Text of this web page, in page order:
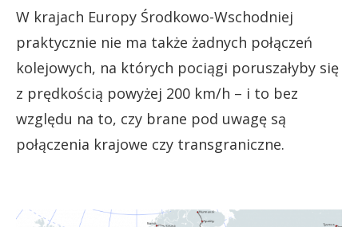
W krajach Europy Środkowo-Wschodniej
praktycznie nie ma także żadnych połączeń
kolejowych, na których pociągi poruszałyby się
z prędkością powyżej 200 km/h – i to bez
względu na to, czy brane pod uwagę są
połączenia krajowe czy transgraniczne.